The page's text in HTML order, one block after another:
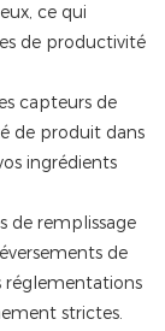
ce qui
de productivité
capteurs de
de produit dans
ingrédients
de remplissage
de
réglementations
strictes.